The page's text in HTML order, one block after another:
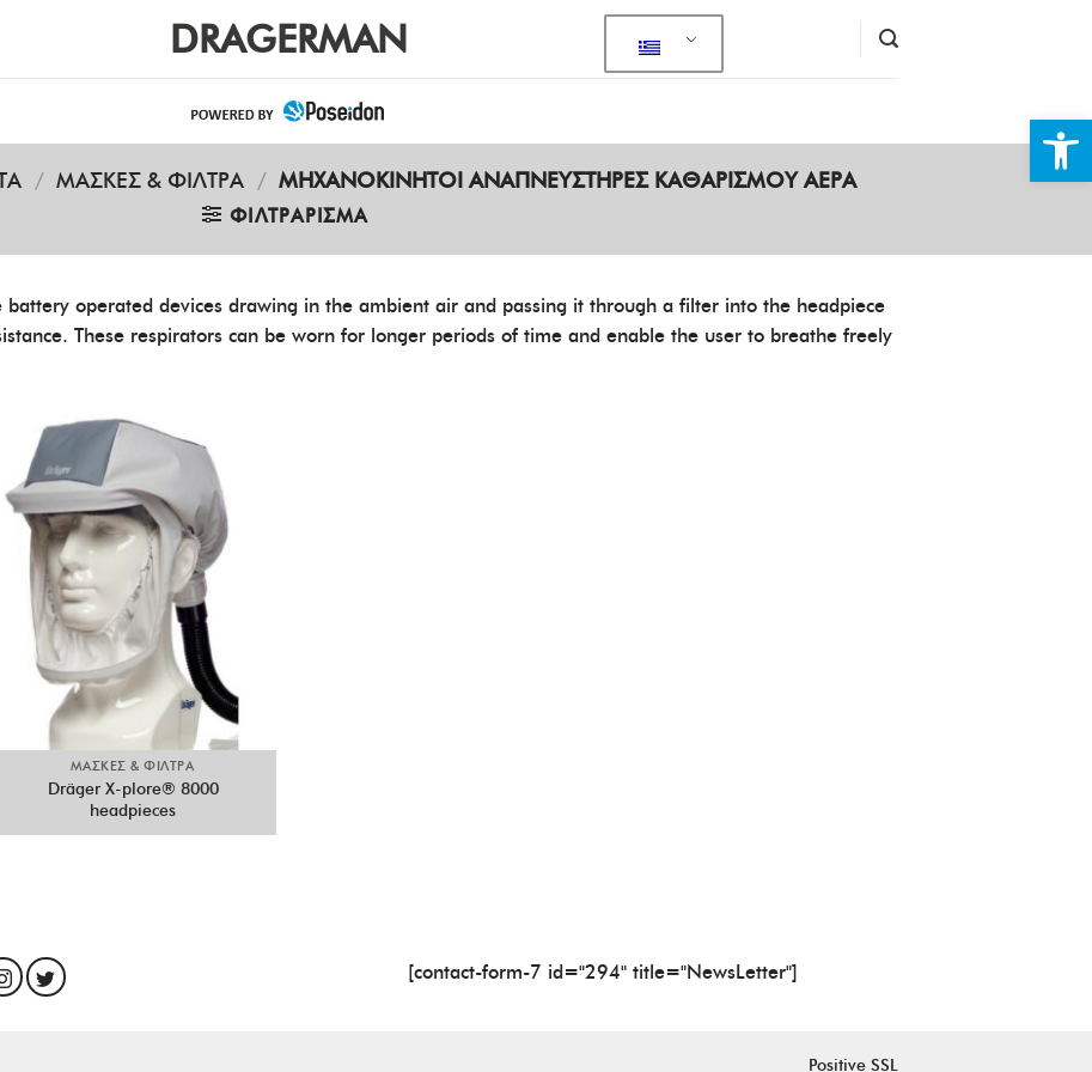
DRAGERMAN
/ ΜΑΣΚΕΣ & ΦΙΛΤΡΑ / ΜΗΧΑΝΟΚΊΝΗΤΟΙ ΑΝΑΠΝΕΥΣΤΉΡΕΣ ΚΑΘΑΡΙΣΜΟΎ ΑΈΡΑ
ΦΙΛΤΡΆΡΙΣΜΑ
battery operated devices drawing in the ambient air and passing it through a filter into the headpiece
These respirators can be worn for longer periods of time and enable the user to breathe freely
ΜΑΣΚΕΣ & ΦΙΛΤΡΑ
Dräger X-plore® 8000
headpieces
[contact-form-7 id="294" title="NewsLetter"]
Positive SSL